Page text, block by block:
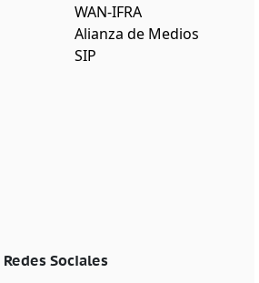
WAN-IFRA
Alianza de Medios
SIP
Redes Sociales